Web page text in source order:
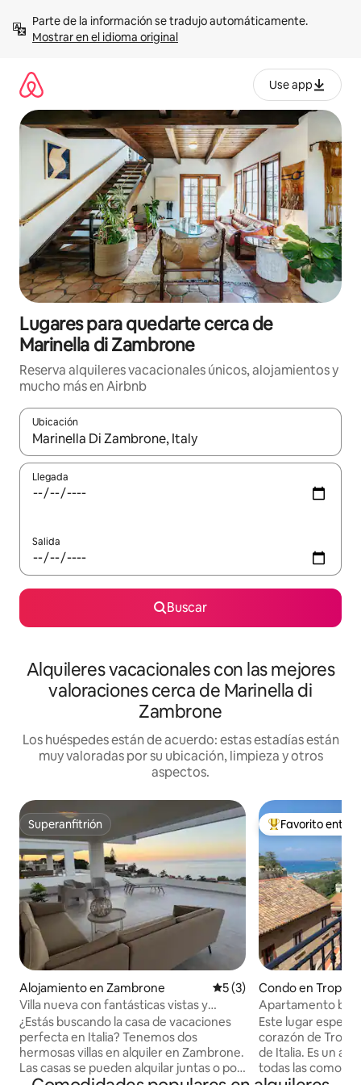
contenidoMostrar en el idioma original
Use app
Lugares para quedarte cerca de
Marinella di Zambrone
Reserva alquileres vacacionales únicos, alojamientos y
mucho más en Airbnb
Ubicación
Cuando los resultados estén disponibles, navega con las
Llegada
Salida
Buscar
Alquileres vacacionales con las mejores
valoraciones cerca de Marinella di
Zambrone
Los huéspedes están de acuerdo: estas estadías están
muy valoradas por su ubicación, limpieza y otros
aspectos.
Superanfitrión
Superanfitrión
Alojamiento en Zambrone Calificación promedio: 5
5 (3)
Villa nueva con fantásticas vistas y
piscina privada
¿Estás buscando la casa de vacaciones
perfecta en Italia? Tenemos dos
hermosas villas en alquiler en Zambrone.
Las casas se pueden alquilar juntas o por
Favorito entre
Favorito entre
Condo en Tropea
Apartamento
Este lugar
corazón de
de Italia. Es un apartamento NUEVO con
todas las